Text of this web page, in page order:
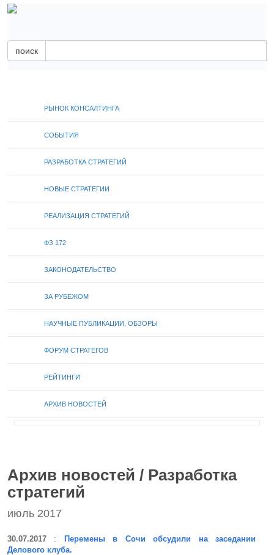
поиск
РЫНОК КОНСАЛТИНГА
СОБЫТИЯ
РАЗРАБОТКА СТРАТЕГИЙ
НОВЫЕ СТРАТЕГИИ
РЕАЛИЗАЦИЯ СТРАТЕГИЙ
ФЗ 172
ЗАКОНОДАТЕЛЬСТВО
ЗА РУБЕЖОМ
НАУЧНЫЕ ПУБЛИКАЦИИ, ОБЗОРЫ
ФОРУМ СТРАТЕГОВ
РЕЙТИНГИ
АРХИВ НОВОСТЕЙ
Архив новостей / Разработка
стратегий
июль 2017
30.07.2017 :
Перемены в Сочи обсудили на заседании
Делового клуба.